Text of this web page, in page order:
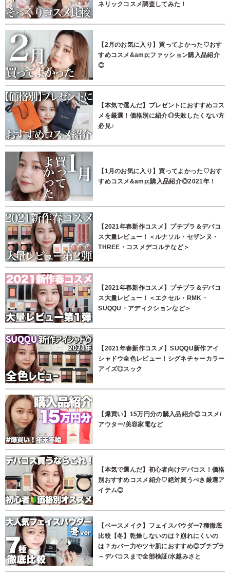
ネリックコスメ調査してみた！
【2月のお気に入り】買ってよかった♡おす
すめコスメ&amp;ファッション購入品紹介
◎
【本気で選んだ】プレゼントにおすすめコス
メを厳選！価格別に紹介◎失敗したくない方
必見♪
【1月のお気に入り】買ってよかった♡おす
すめコスメ&amp;購入品紹介◎2021年！
【2021年春新作コスメ】プチプラ＆デパコ
ス大量レビュー！＜ルナソル・セザンヌ・
THREE・コスメデコルテなど＞
【2021年春新作コスメ】プチプラ＆デパコ
ス大量レビュー！＜エクセル・RMK・
SUQQU・アディクションなど＞
【2021年春新作コスメ】SUQQU新作アイ
シャドウ全色レビュー！シグネチャーカラー
アイズ◎スック
【爆買い】15万円分の購入品紹介◎コスメ/
アウター/美容家電など
【本気で選んだ】初心者向けデパコス！価格
別おすすめコスメ紹介♡絶対買うべき厳選ア
イテム◎
【ベースメイク】フェイスパウダー7種徹底
比較【冬】乾燥しないのは？崩れにくいの
は？カバー力やツヤ肌におすすめ◎プチプラ
～デパコスまで全部検証/水越みさと